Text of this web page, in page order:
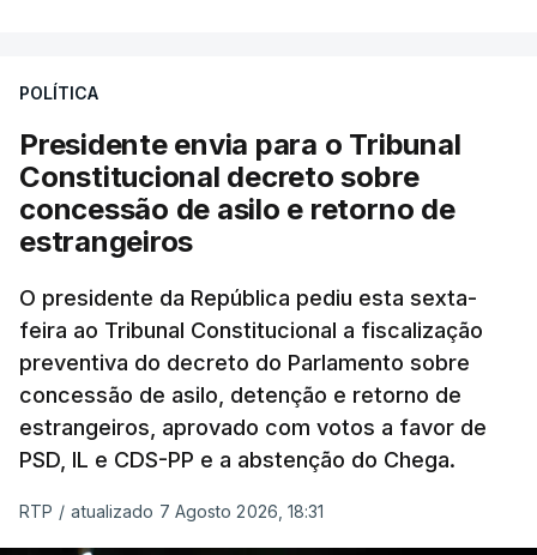
POLÍTICA
Presidente envia para o Tribunal
Constitucional decreto sobre
concessão de asilo e retorno de
estrangeiros
O presidente da República pediu esta sexta-
feira ao Tribunal Constitucional a fiscalização
preventiva do decreto do Parlamento sobre
concessão de asilo, detenção e retorno de
estrangeiros, aprovado com votos a favor de
PSD, IL e CDS-PP e a abstenção do Chega.
RTP / atualizado 7 Agosto 2026, 18:31